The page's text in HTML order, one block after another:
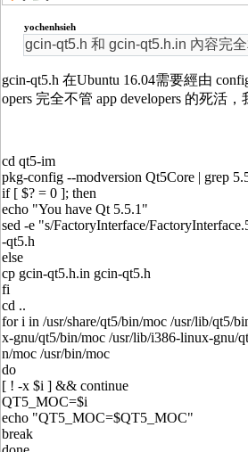
yochenhsieh
gcin-qt5.h 和 gcin-qt5.h.in 內容完全
gcin-qt5.h 在Ubuntu 16.04需要經由
opers 完全不管 app developers 的死活，
cd qt5-im
pkg-config --modversion Qt5Core | grep
if [ $? = 0 ]; then
echo "You have Qt 5.5.1"
sed -e "s/FactoryInterface/
-qt5.h
else
cp gcin-qt5.h.in gcin-qt5.h
fi
cd ..
for i in /usr/share/qt5/bin/moc /usr/lib/qt5/
x-gnu/qt5/bin/moc /usr/lib/i386-linux-gnu/
n/moc /usr/bin/moc
do
[ ! -x $i ] && continue
QT5_MOC=$i
echo "QT5_MOC=$QT5_MOC"
break